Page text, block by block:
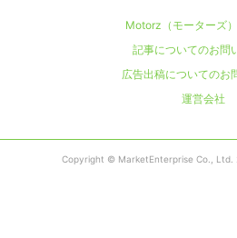
Motorz（モーターズ
記事についてのお問
広告出稿についてのお
運営会社
Copyright © MarketEnterprise Co., Ltd.